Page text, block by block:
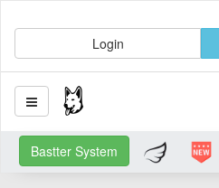
Login
Bastter System